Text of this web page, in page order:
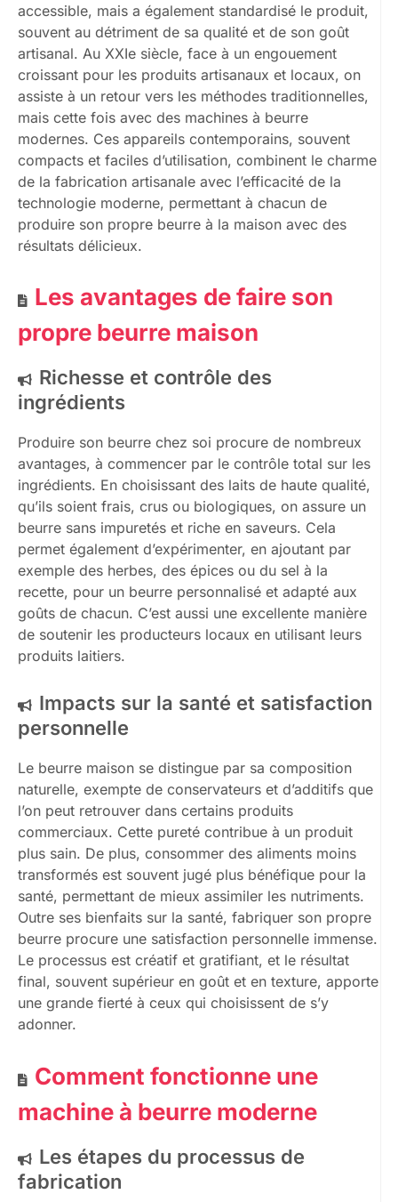
accessible, mais a également standardisé le produit,
souvent au détriment de sa qualité et de son goût
artisanal. Au XXIe siècle, face à un engouement
croissant pour les produits artisanaux et locaux, on
assiste à un retour vers les méthodes traditionnelles,
mais cette fois avec des machines à beurre
modernes. Ces appareils contemporains, souvent
compacts et faciles d’utilisation, combinent le charme
de la fabrication artisanale avec l’efficacité de la
technologie moderne, permettant à chacun de
produire son propre beurre à la maison avec des
résultats délicieux.
Les avantages de faire son
propre beurre maison
Richesse et contrôle des
ingrédients
Produire son beurre chez soi procure de nombreux
avantages, à commencer par le contrôle total sur les
ingrédients. En choisissant des laits de haute qualité,
qu’ils soient frais, crus ou biologiques, on assure un
beurre sans impuretés et riche en saveurs. Cela
permet également d’expérimenter, en ajoutant par
exemple des herbes, des épices ou du sel à la
recette, pour un beurre personnalisé et adapté aux
goûts de chacun. C’est aussi une excellente manière
de soutenir les producteurs locaux en utilisant leurs
produits laitiers.
Impacts sur la santé et satisfaction
personnelle
Le beurre maison se distingue par sa composition
naturelle, exempte de conservateurs et d’additifs que
l’on peut retrouver dans certains produits
commerciaux. Cette pureté contribue à un produit
plus sain. De plus, consommer des aliments moins
transformés est souvent jugé plus bénéfique pour la
santé, permettant de mieux assimiler les nutriments.
Outre ses bienfaits sur la santé, fabriquer son propre
beurre procure une satisfaction personnelle immense.
Le processus est créatif et gratifiant, et le résultat
final, souvent supérieur en goût et en texture, apporte
une grande fierté à ceux qui choisissent de s’y
adonner.
Comment fonctionne une
machine à beurre moderne
Les étapes du processus de
fabrication